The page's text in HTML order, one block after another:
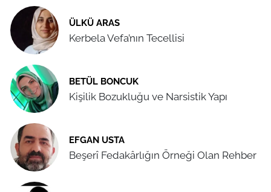
ÜLKÜ ARAS
Kerbela Vefa’nın Tecellisi
BETÜL BONCUK
Kişilik Bozukluğu ve Narsistik Yapı
EFGAN USTA
Beşerî Fedakârlığın Örneği Olan Rehber